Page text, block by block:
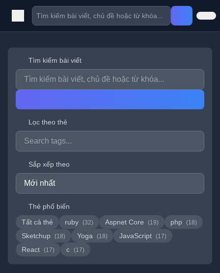
Tìm kiếm bài viết
Lọc theo thẻ
Sắp xếp theo
Thẻ phổ biến
Tất cả thẻ
ruby (32) Aspnet Core (19) php (18)
Sketchup (18) Yoga (18) JavaScript (17)
React (17) c (17)